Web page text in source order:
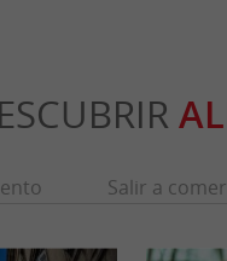
Salir a comer